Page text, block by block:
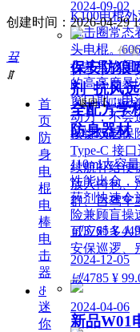
K100电棍
电击圈常态
头电棍。
齿兼具物理
的高亮度暴
窗口期；电
动力，不会
按键双层保
Type-C 接
续航补给便
放入挎包、
群、自驾车
넶3765 ¥
2024-12-05
新品W01
2024-09-02
保安防狼
剂_抗风
全配方学
防身器材
110ml大容
性能出众，
药剂快速令
险兼顾盲操
可应对多人
安保巡逻、
넶4785 ¥
2024-04-06
创建时间： 2026-04-29
作
끀
ꁲ
首
页
防
身
电
棍
电
棒
电
击
器
ꁕ
迷
你
返回【贝斯达